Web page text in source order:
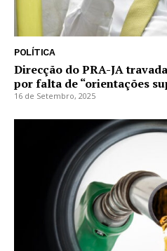
POLÍTICA
Direcção do PRA-JA
por falta de “orientações
16 de Setembro, 2025